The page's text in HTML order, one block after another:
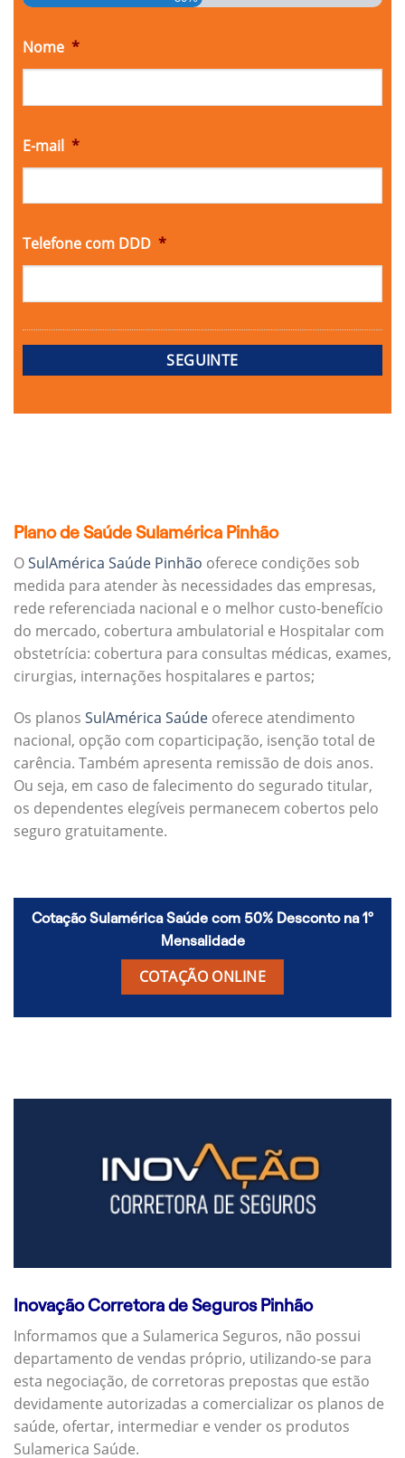
Nome *
E-mail *
Telefone com DDD *
Plano de Saúde Sulamérica Pinhão
OSulAmérica Saúde Pinhão oferece condições sob
medida para atender às necessidades das empresas,
rede referenciada nacional e o melhor custo-benefício
do mercado, cobertura ambulatorial e Hospitalar com
obstetrícia: cobertura para consultas médicas, exames,
cirurgias, internações hospitalares e partos;
Os planos SulAmérica Saúde oferece atendimento
nacional, opção com coparticipação, isenção total de
carência. Também apresenta remissão de dois anos.
Ou seja, em caso de falecimento do segurado titular,
os dependentes elegíveis permanecem cobertos pelo
seguro gratuitamente.
Cotação Sulamérica Saúde com 50% Desconto na 1º
Mensalidade
COTAÇÃO ONLINE
Inovação Corretora de Seguros Pinhão
Informamos que a Sulamerica Seguros, não possui
departamento de vendas próprio, utilizando-se para
esta negociação, de corretoras prepostas que estão
devidamente autorizadas a comercializar os planos de
saúde, ofertar, intermediar e vender os produtos
Sulamerica Saúde.